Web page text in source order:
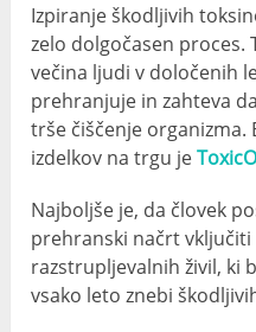
Izpiranje škodljivih
zelo dolgočasen proces.
večina ljudi v določenih
prehranjuje in zahteva
trše čiščenje
izdelkov na trgu je
Najboljše je, da človek
prehranski načrt
razstrupljevalnih živil, ki
vsako leto znebi